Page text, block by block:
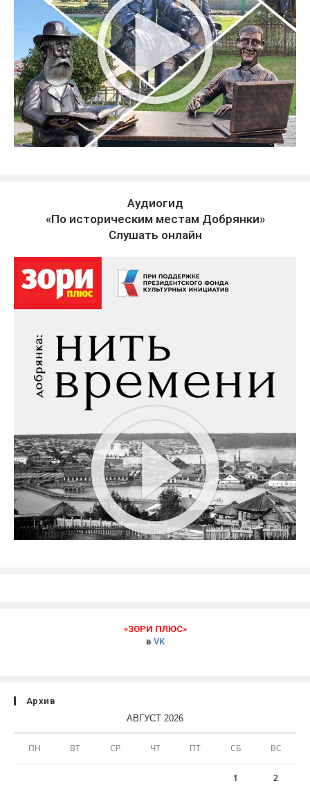
Аудиогид
«По историческим местам Добрянки»
Слушать онлайн
«ЗОРИ ПЛЮС»
в VK
Архив
АВГУСТ 2026
ПН ВТ СР ЧТ ПТ СБ ВС
1 2